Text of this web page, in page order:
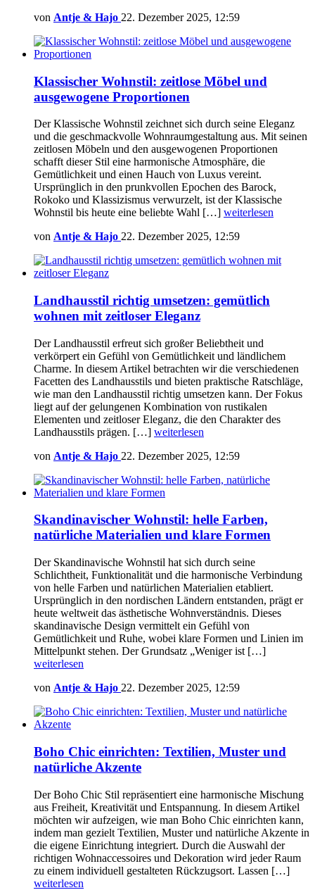
von Antje & Hajo 22. Dezember 2025, 12:59
Klassischer Wohnstil: zeitlose Möbel und
ausgewogene Proportionen
Der Klassische Wohnstil zeichnet sich durch seine Eleganz
und die geschmackvolle Wohnraumgestaltung aus. Mit seinen
zeitlosen Möbeln und den ausgewogenen Proportionen
schafft dieser Stil eine harmonische Atmosphäre, die
Gemütlichkeit und einen Hauch von Luxus vereint.
Ursprünglich in den prunkvollen Epochen des Barock,
Rokoko und Klassizismus verwurzelt, ist der Klassische
Wohnstil bis heute eine beliebte Wahl […] weiterlesen
von Antje & Hajo 22. Dezember 2025, 12:59
Landhausstil richtig umsetzen: gemütlich
wohnen mit zeitloser Eleganz
Der Landhausstil erfreut sich großer Beliebtheit und
verkörpert ein Gefühl von Gemütlichkeit und ländlichem
Charme. In diesem Artikel betrachten wir die verschiedenen
Facetten des Landhausstils und bieten praktische Ratschläge,
wie man den Landhausstil richtig umsetzen kann. Der Fokus
liegt auf der gelungenen Kombination von rustikalen
Elementen und zeitloser Eleganz, die den Charakter des
Landhausstils prägen. […] weiterlesen
von Antje & Hajo 22. Dezember 2025, 12:59
Skandinavischer Wohnstil: helle Farben,
natürliche Materialien und klare Formen
Der Skandinavische Wohnstil hat sich durch seine
Schlichtheit, Funktionalität und die harmonische Verbindung
von helle Farben und natürlichen Materialien etabliert.
Ursprünglich in den nordischen Ländern entstanden, prägt er
heute weltweit das ästhetische Wohnverständnis. Dieses
skandinavische Design vermittelt ein Gefühl von
Gemütlichkeit und Ruhe, wobei klare Formen und Linien im
Mittelpunkt stehen. Der Grundsatz „Weniger ist […]
weiterlesen
von Antje & Hajo 22. Dezember 2025, 12:59
Boho Chic einrichten: Textilien, Muster und
natürliche Akzente
Der Boho Chic Stil repräsentiert eine harmonische Mischung
aus Freiheit, Kreativität und Entspannung. In diesem Artikel
möchten wir aufzeigen, wie man Boho Chic einrichten kann,
indem man gezielt Textilien, Muster und natürliche Akzente in
die eigene Einrichtung integriert. Durch die Auswahl der
richtigen Wohnaccessoires und Dekoration wird jeder Raum
zu einem individuell gestalteten Rückzugsort. Lassen […]
weiterlesen